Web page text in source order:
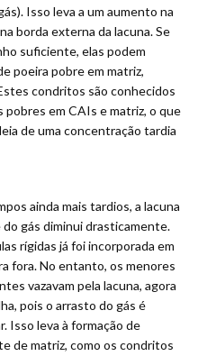
Isso leva a um aumento na
borda externa da lacuna. Se
suficiente, elas podem
poeira pobre em matriz,
condritos são conhecidos
pobres em CAIs e matriz, o que
de uma concentração tardia
ainda mais tardios, a lacuna
do gás diminui drasticamente.
rígidas já foi incorporada em
fora. No entanto, os menores
vazavam pela lacuna, agora
pois o arrasto do gás é
Isso leva à formação de
de matriz, como os condritos